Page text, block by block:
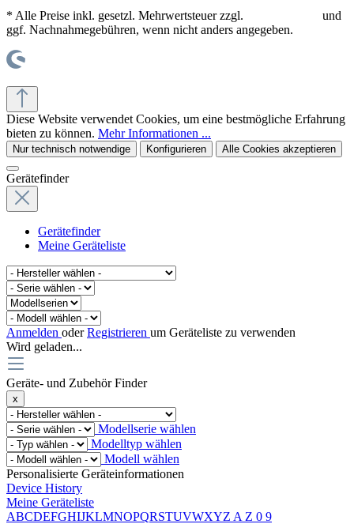
* Alle Preise inkl. gesetzl. Mehrwertsteuer zzgl.
und
ggf. Nachnahmegebühren, wenn nicht anders angegeben.
Diese Website verwendet Cookies, um eine bestmögliche Erfahrung
bieten zu können. Mehr Informationen ...
Nur technisch notwendige Konfigurieren Alle Cookies akzeptieren
Gerätefinder
Gerätefinder
Meine Geräteliste
Anmelden oderRegistrieren um Geräteliste zu verwenden
Wird geladen...
Geräte- und Zubehör Finder
x
Modellserie wählen
Modelltyp wählen
Modell wählen
Personalisierte Geräteinformationen
Device History
Meine Geräteliste
ABCDEFGHIJKLMNOPQRSTUVWXYZ A Z 0 9